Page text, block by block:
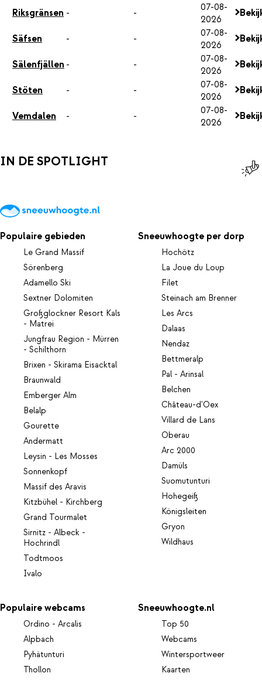
Riksgränsen - -
07-08-
2026
Säfsen - -
07-08-
2026
Sälenfjällen - -
07-08-
2026
Stöten - -
07-08-
2026
Vemdalen - -
07-08-
2026
IN DE SPOTLIGHT
Populaire gebieden
Le Grand Massif
Sörenberg
Adamello Ski
Sextner Dolomiten
Großglockner Resort Kals
- Matrei
Jungfrau Region - Mürren
- Schilthorn
Brixen - Skirama Eisacktal
Braunwald
Emberger Alm
Belalp
Gourette
Andermatt
Leysin - Les Mosses
Sonnenkopf
Massif des Aravis
Kitzbühel - Kirchberg
Grand Tourmalet
Sirnitz - Albeck -
Hochrindl
Todtmoos
Ivalo
Sneeuwhoogte per dorp
Hochötz
La Joue du Loup
Filet
Steinach am Brenner
Les Arcs
Dalaas
Nendaz
Bettmeralp
Pal - Arinsal
Belchen
Château-d'Oex
Villard de Lans
Oberau
Arc 2000
Damüls
Suomutunturi
Hohegeiß
Königsleiten
Gryon
Wildhaus
Populaire webcams
Ordino - Arcalis
Alpbach
Pyhätunturi
Thollon
Sneeuwhoogte.nl
Top 50
Webcams
Wintersportweer
Kaarten